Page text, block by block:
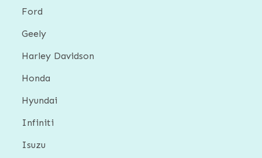
Ford
Geely
Harley Davidson
Honda
Hyundai
Infiniti
Isuzu